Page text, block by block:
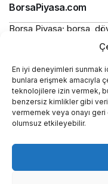
En iyi deneyimleri sunmak
bunlara erişmek amacıyla
teknolojilere izin vermek,
benzersiz kimlikler gibi
vermemek veya onayı
olumsuz etkileyebilir.
BorsaPiyasa.com
Borsa Piyasa; borsa,
alanlarında güncel
içerikler sunan
Bu sitede yer alan
yatırım tavsiyesi
Yasal
Kurumsal